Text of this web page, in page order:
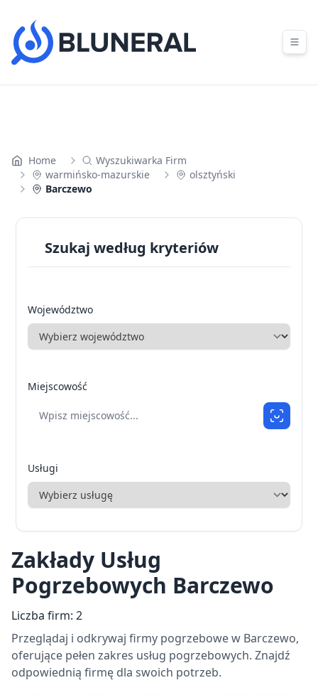
Home
Wyszukiwarka Firm
warmińsko-mazurskie
olsztyński
Barczewo
Szukaj według kryteriów
Województwo
Miejscowość
Usługi
Zakłady Usług
Pogrzebowych Barczewo
Liczba firm: 2
Przeglądaj i odkrywaj firmy pogrzebowe w Barczewo,
oferujące pełen zakres usług pogrzebowych. Znajdź
odpowiednią firmę dla swoich potrzeb.